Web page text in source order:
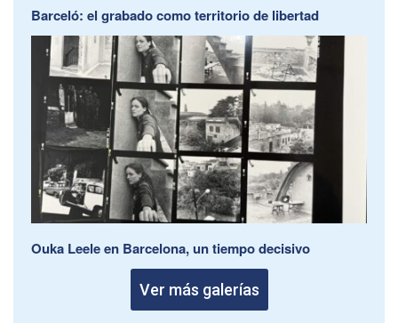
Barceló: el grabado como territorio de libertad
Ouka Leele en Barcelona, un tiempo decisivo
Ver más galerías